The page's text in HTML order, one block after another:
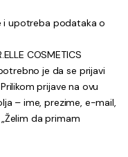
i upotreba podataka o
COSMETICS
je da se prijavi
prijave na ovu
– ime, prezime, e-mail,
da primam